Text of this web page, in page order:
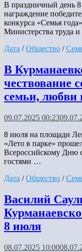
В праздничный день 8
награждение
конкурса «Семья
Министерства труда
Дата /Общество /
В
чествование
семьи, любви
09.07.2025 00:23
8 июля на площади
«Лето в парке»
Всероссийскому Дню
гостями …
Дата /Общество /
Василий
8 июля
08.07.2025 10:00